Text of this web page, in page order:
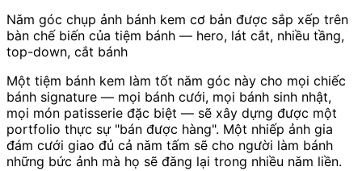
Năm góc chụp ảnh bánh kem cơ bản được sắp xếp trên
bàn chế biến của tiệm bánh — hero, lát cắt, nhiều tầng,
top-down, cắt bánh
Một tiệm bánh kem làm tốt năm góc này cho mọi chiếc
bánh signature — mọi bánh cưới, mọi bánh sinh nhật,
mọi món patisserie đặc biệt — sẽ xây dựng được một
portfolio thực sự "bán được hàng". Một nhiếp ảnh gia
đám cưới giao đủ cả năm tấm sẽ cho người làm bánh
những bức ảnh mà họ sẽ đăng lại trong nhiều năm liền.